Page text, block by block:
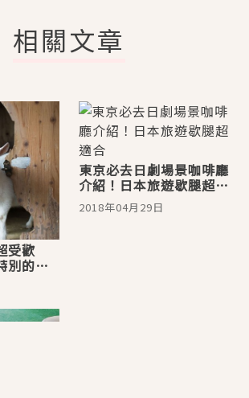
相關文章
受歡
別的動
東京必去日劇場景咖啡廳
介紹！日本旅遊歇腿超適
合
2018年04月29日